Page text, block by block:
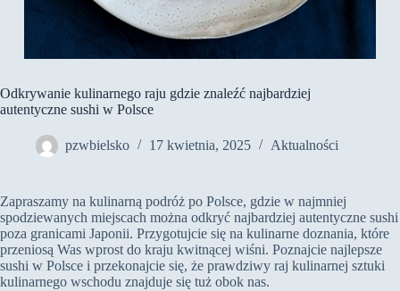
Odkrywanie kulinarnego raju gdzie znaleźć najbardziej
autentyczne sushi w Polsce
pzwbielsko 17 kwietnia, 2025 Aktualności
Zapraszamy na kulinarną podróż po Polsce, gdzie w najmniej
spodziewanych miejscach można odkryć najbardziej autentyczne sushi
poza granicami Japonii. Przygotujcie się na kulinarne doznania, które
przeniosą Was wprost do kraju kwitnącej wiśni. Poznajcie najlepsze
sushi w Polsce i przekonajcie się, że prawdziwy raj kulinarnej sztuki
kulinarnego wschodu znajduje się tuż obok nas.